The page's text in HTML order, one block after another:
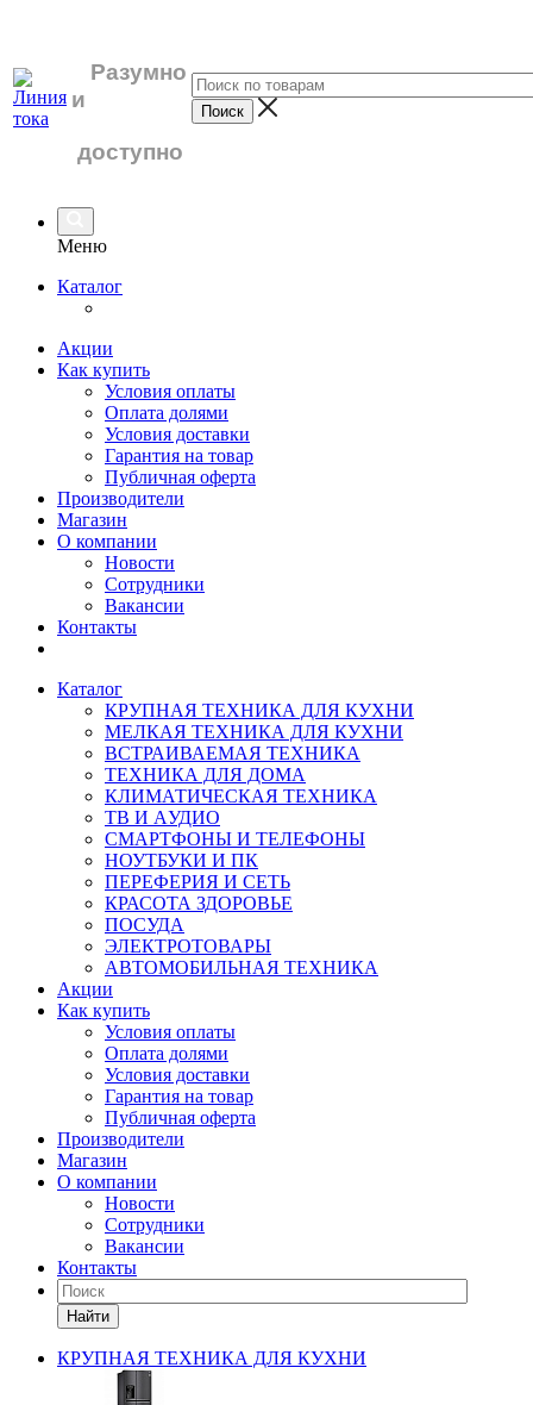
Разумно
и
доступно
Меню
Каталог
Акции
Как купить
Условия оплаты
Оплата долями
Условия доставки
Гарантия на товар
Публичная оферта
Производители
Магазин
О компании
Новости
Сотрудники
Вакансии
Контакты
Каталог
КРУПНАЯ ТЕХНИКА ДЛЯ КУХНИ
МЕЛКАЯ ТЕХНИКА ДЛЯ КУХНИ
ВСТРАИВАЕМАЯ ТЕХНИКА
ТЕХНИКА ДЛЯ ДОМА
КЛИМАТИЧЕСКАЯ ТЕХНИКА
ТВ И AУДИО
СМАРТФОНЫ И ТЕЛЕФОНЫ
НОУТБУКИ И ПК
ПЕРЕФЕРИЯ И СЕТЬ
КРАСОТА ЗДОРОВЬЕ
ПОСУДА
ЭЛЕКТРОТОВАРЫ
АВТОМОБИЛЬНАЯ ТЕХНИКА
Акции
Как купить
Условия оплаты
Оплата долями
Условия доставки
Гарантия на товар
Публичная оферта
Производители
Магазин
О компании
Новости
Сотрудники
Вакансии
Контакты
Найти
КРУПНАЯ ТЕХНИКА ДЛЯ КУХНИ